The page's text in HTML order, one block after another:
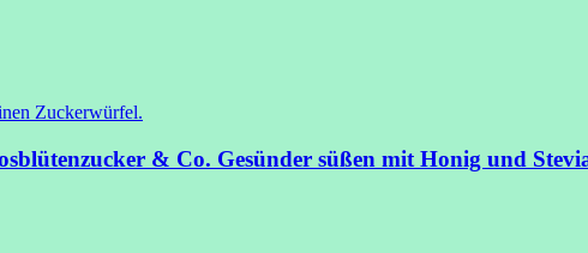
& Co. Gesünder süßen mit Honig und